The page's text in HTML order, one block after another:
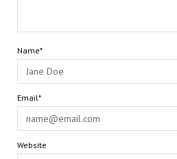
Name*
Email*
Website